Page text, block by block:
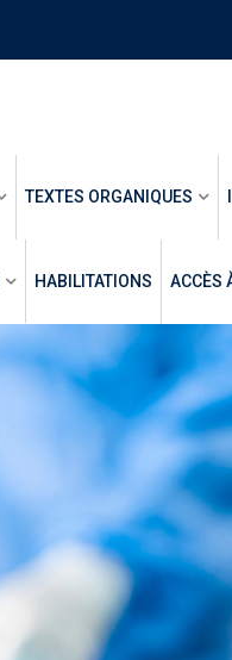
TEXTES ORGANIQUES
HABILITATIONS ACCÈS